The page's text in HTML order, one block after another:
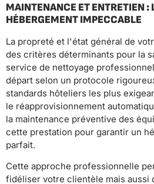
MAINTENANCE ET ENTRETIEN :
HÉBERGEMENT IMPECCABLE
La propreté et l'état général de
des critères déterminants pour la
service de nettoyage
départ selon un protocole
standards hôteliers les plus
le réapprovisionnement
la maintenance préventive des
cette prestation pour garantir un
parfait.
Cette approche professionnelle
fidéliser votre clientèle mais aussi